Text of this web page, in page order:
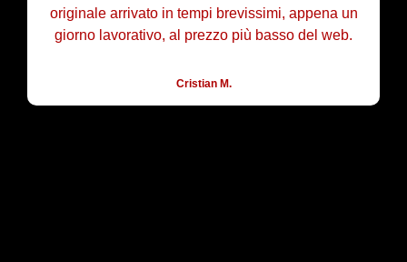
originale arrivato in tempi brevissimi, appena un
giorno lavorativo, al prezzo più basso del web.
Cristian M.